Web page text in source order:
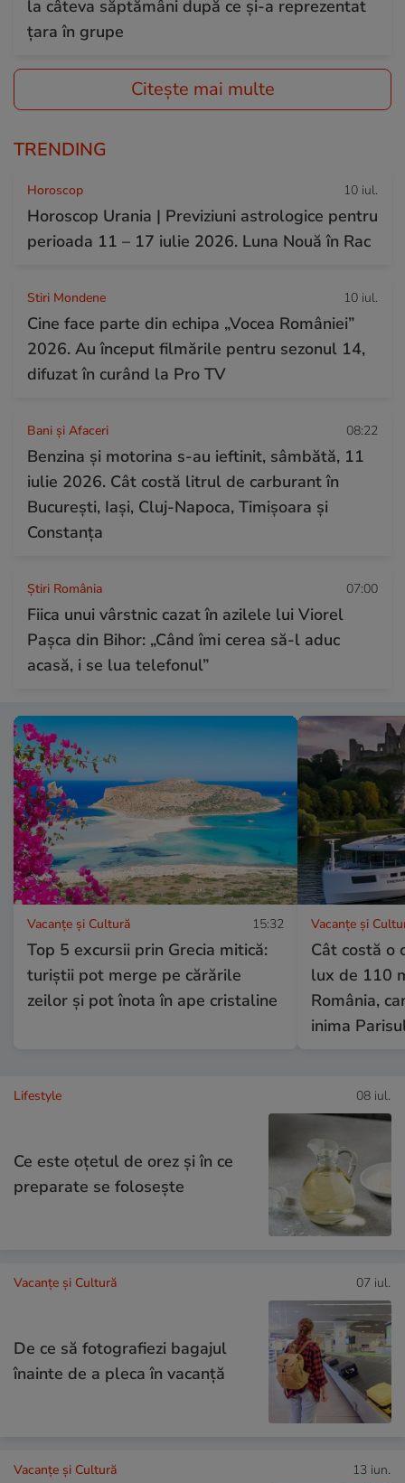
la câteva săptămâni după ce și-a reprezentat
țara în grupe
Citește mai multe
TRENDING
Horoscop 10 iul.
Horoscop Urania | Previziuni astrologice pentru
perioada 11 – 17 iulie 2026. Luna Nouă în Rac
Stiri Mondene 10 iul.
Cine face parte din echipa „Vocea României”
2026. Au început filmările pentru sezonul 14,
difuzat în curând la Pro TV
Bani și Afaceri 08:22
Benzina și motorina s-au ieftinit, sâmbătă, 11
iulie 2026. Cât costă litrul de carburant în
București, Iași, Cluj-Napoca, Timișoara și
Constanța
Știri România 07:00
Fiica unui vârstnic cazat în azilele lui Viorel
Pașca din Bihor: „Când îmi cerea să-l aduc
acasă, i se lua telefonul”
Vacanțe și Cultură 15:32
Top 5 excursii prin Grecia mitică:
turiștii pot merge pe cărările
zeilor și pot înota în ape cristaline
Vacanțe și
Cât costă o
lux de 110
România,
inima
Lifestyle 08 iul.
Ce este oțetul de orez și în ce
preparate se folosește
Vacanțe și Cultură 07 iul.
De ce să fotografiezi bagajul
înainte de a pleca în vacanță
Vacanțe și Cultură 13 iun.